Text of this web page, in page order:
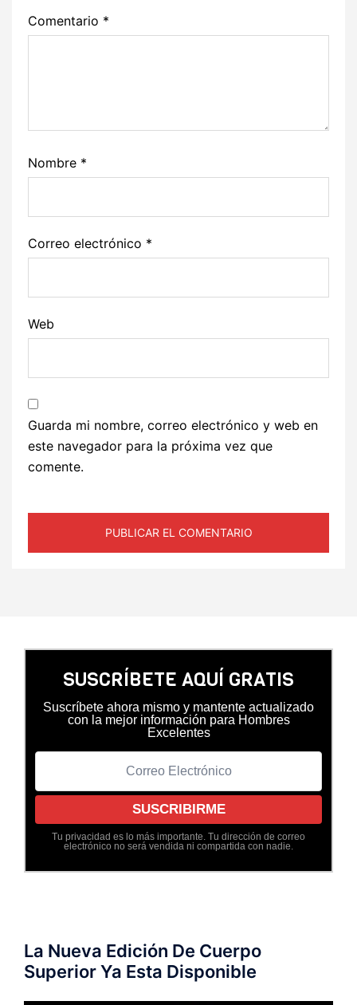
Comentario *
Nombre *
Correo electrónico *
Web
Guarda mi nombre, correo electrónico y web en
este navegador para la próxima vez que
comente.
SUSCRÍBETE AQUÍ GRATIS
Suscríbete ahora mismo y mantente actualizado
con la mejor información para Hombres
Excelentes
Tu privacidad es lo más importante. Tu dirección de correo
electrónico no será vendida ni compartida con nadie.
La Nueva Edición De Cuerpo
Superior Ya Esta Disponible